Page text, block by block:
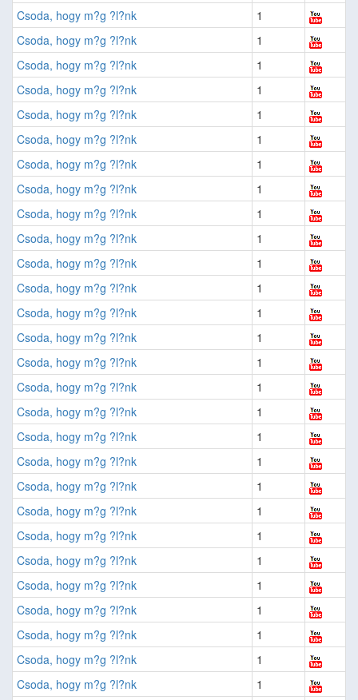
Csoda, hogy m?g ?l?nk
1
Csoda, hogy m?g ?l?nk
1
Csoda, hogy m?g ?l?nk
1
Csoda, hogy m?g ?l?nk
1
Csoda, hogy m?g ?l?nk
1
Csoda, hogy m?g ?l?nk
1
Csoda, hogy m?g ?l?nk
1
Csoda, hogy m?g ?l?nk
1
Csoda, hogy m?g ?l?nk
1
Csoda, hogy m?g ?l?nk
1
Csoda, hogy m?g ?l?nk
1
Csoda, hogy m?g ?l?nk
1
Csoda, hogy m?g ?l?nk
1
Csoda, hogy m?g ?l?nk
1
Csoda, hogy m?g ?l?nk
1
Csoda, hogy m?g ?l?nk
1
Csoda, hogy m?g ?l?nk
1
Csoda, hogy m?g ?l?nk
1
Csoda, hogy m?g ?l?nk
1
Csoda, hogy m?g ?l?nk
1
Csoda, hogy m?g ?l?nk
1
Csoda, hogy m?g ?l?nk
1
Csoda, hogy m?g ?l?nk
1
Csoda, hogy m?g ?l?nk
1
Csoda, hogy m?g ?l?nk
1
Csoda, hogy m?g ?l?nk
1
Csoda, hogy m?g ?l?nk
1
Csoda, hogy m?g ?l?nk
1